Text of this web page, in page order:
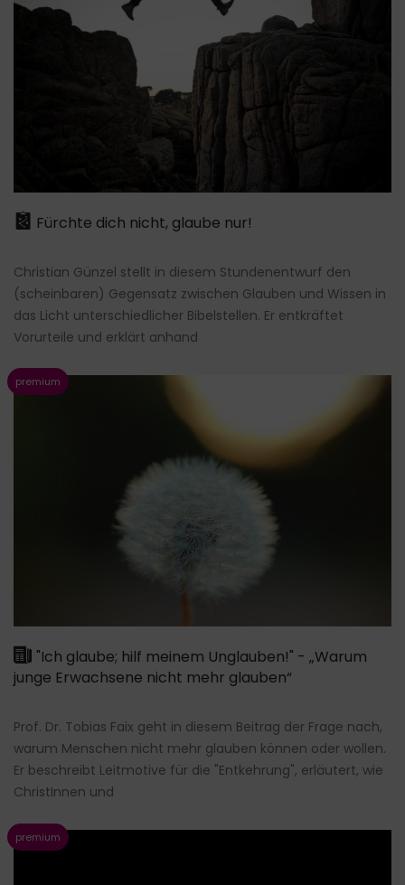
Fürchte dich nicht, glaube nur!
Christian Günzel stellt in diesem Stundenentwurf den
(scheinbaren) Gegensatz zwischen Glauben und Wissen in
das Licht unterschiedlicher Bibelstellen. Er entkräftet
Vorurteile und erklärt anhand
"Ich glaube; hilf meinem Unglauben!" - „Warum
junge Erwachsene nicht mehr glauben“
Prof. Dr. Tobias Faix geht in diesem Beitrag der Frage nach,
warum Menschen nicht mehr glauben können oder wollen.
Er beschreibt Leitmotive für die "Entkehrung", erläutert, wie
ChristInnen und